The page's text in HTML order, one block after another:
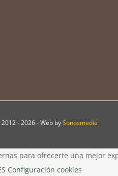
-2026 - Web bySonosmedia
para ofrecerte una mejor
Configuración cookies